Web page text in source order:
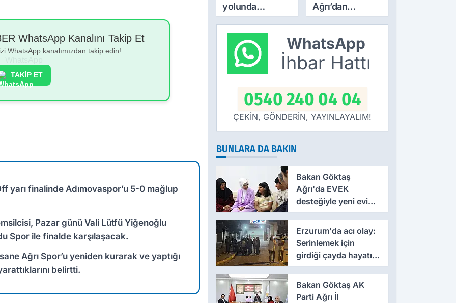
WhatsApp Kanalını Takip Et
WhatsApp kanalımızdan takip edin!
TAKİP ET
yarı finalinde Adımovaspor’u 5-0 mağlup
Pazar günü Vali Lütfü Yiğenoğlu
Spor ile finalde karşılaşacak.
Ağrı Spor’u yeniden kurarak ve yaptığı
belirtti.
yolunda
korkutan
yangın! alevler
geceyi aydınlattı
Ağrı’dan
‘Terörsüz
verdi
WhatsApp
İhbar Hattı
0540 240 04 04
ÇEKİN, GÖNDERİN, YAYINLAYALIM!
BUNLARA DA BAKIN
Bakan Göktaş
Ağrı'da EVEK
desteğiyle yeni evine
kavuşan anneye
konuk oldu
Erzurum'da acı olay:
Serinlemek için
girdiği çayda hayatını
kaybetti
Bakan Göktaş AK
Parti Ağrı İl